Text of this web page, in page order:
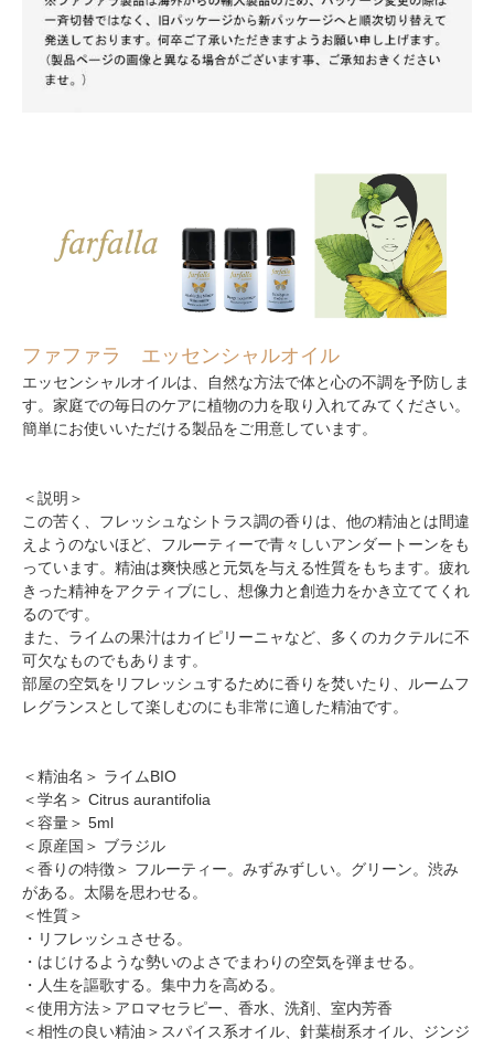
ファファラ エッセンシャルオイル
エッセンシャルオイルは、自然な方法で体と心の不調を予防しま
す。家庭での毎日のケアに植物の力を取り入れてみてください。
簡単にお使いいただける製品をご用意しています。
＜説明＞
この苦く、フレッシュなシトラス調の香りは、他の精油とは間違
えようのないほど、フルーティーで青々しいアンダートーンをも
っています。精油は爽快感と元気を与える性質をもちます。疲れ
きった精神をアクティブにし、想像力と創造力をかき立ててくれ
るのです。
また、ライムの果汁はカイピリーニャなど、多くのカクテルに不
可欠なものでもあります。
部屋の空気をリフレッシュするために香りを焚いたり、ルームフ
レグランスとして楽しむのにも非常に適した精油です。
＜精油名＞ ライムBIO
＜学名＞ Citrus aurantifolia
＜容量＞ 5ml
＜原産国＞ ブラジル
＜香りの特徴＞ フルーティー。みずみずしい。グリーン。渋み
がある。太陽を思わせる。
＜性質＞
・リフレッシュさせる。
・はじけるような勢いのよさでまわりの空気を弾ませる。
・人生を謳歌する。集中力を高める。
＜使用方法＞アロマセラピー、香水、洗剤、室内芳香
＜相性の良い精油＞スパイス系オイル、針葉樹系オイル、ジンジ